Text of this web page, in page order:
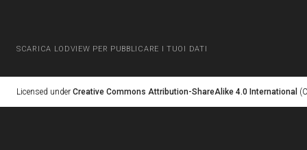
SCARICA LODVIEW PER PUBBLICARE I TUOI DATI
Licensed under Creative Commons Attribution-ShareAlike 4.0 International